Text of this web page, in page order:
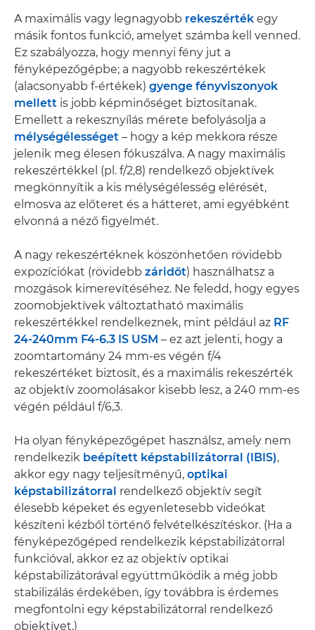
A maximális vagy legnagyobb rekeszérték egy
másik fontos funkció, amelyet számba kell venned.
Ez szabályozza, hogy mennyi fény jut a
fényképezőgépbe; a nagyobb rekeszértékek
(alacsonyabb f-értékek) gyenge fényviszonyok
mellett is jobb képminőséget biztosítanak.
Emellett a rekesznyílás mérete befolyásolja a
mélységélességet – hogy a kép mekkora része
jelenik meg élesen fókuszálva. A nagy maximális
rekeszértékkel (pl. f/2,8) rendelkező objektívek
megkönnyítik a kis mélységélesség elérését,
elmosva az előteret és a hátteret, ami egyébként
elvonná a néző figyelmét.
A nagy rekeszértéknek köszönhetően rövidebb
expozíciókat (rövidebb záridőt) használhatsz a
mozgások kimerevítéséhez. Ne feledd, hogy egyes
zoomobjektívek változtatható maximális
rekeszértékkel rendelkeznek, mint például az RF
24-240mm F4-6.3 IS USM – ez azt jelenti, hogy a
zoomtartomány 24 mm-es végén f/4
rekeszértéket biztosít, és a maximális rekeszérték
az objektív zoomolásakor kisebb lesz, a 240 mm-es
végén például f/6,3.
Ha olyan fényképezőgépet használsz, amely nem
rendelkezik beépített képstabilizátorral (IBIS),
akkor egy nagy teljesítményű, optikai
képstabilizátorral rendelkező objektív segít
élesebb képeket és egyenletesebb videókat
készíteni kézből történő felvételkészítéskor. (Ha a
fényképezőgéped rendelkezik képstabilizátorral
funkcióval, akkor ez az objektív optikai
képstabilizátorával együttműködik a még jobb
stabilizálás érdekében, így továbbra is érdemes
megfontolni egy képstabilizátorral rendelkező
objektívet.)